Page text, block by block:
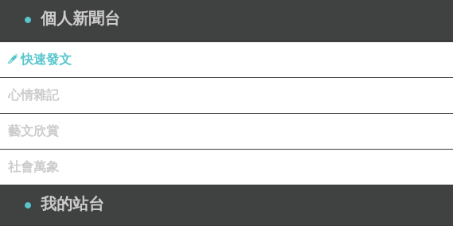
下一篇： 玫友488
個人新聞台
快速發文
心情雜記
藝文欣賞
社會萬象
我的站台